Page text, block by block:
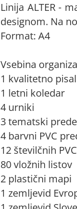
Linija ALTER -
designom. Na
Format: A4
Vsebina
1 kvalitetno
1 letni koledar
4 urniki
3 tematski
4 barvni PVC
12 številčnih
80 vložnih listov
2 plastični mapi
1 zemljevid